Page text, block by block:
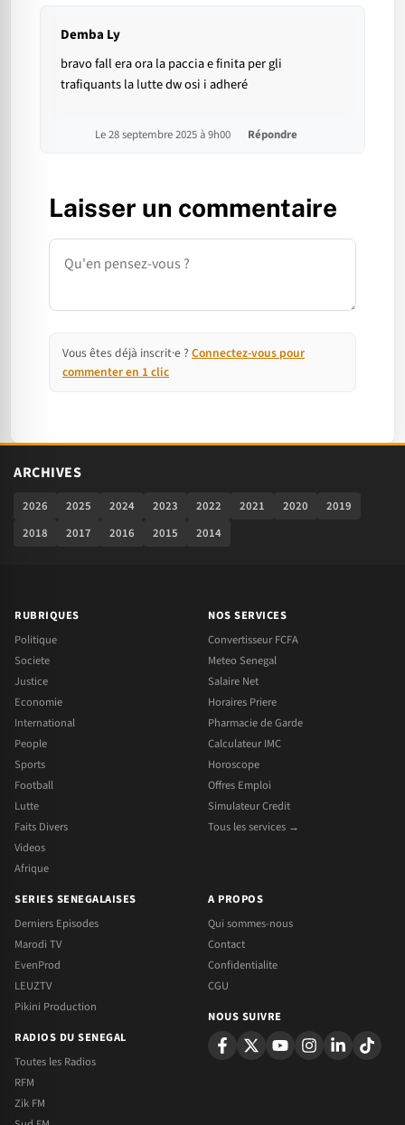
Demba Ly
bravo fall era ora la paccia e finita per gli
trafiquants la lutte dw osi i adheré
Le 28 septembre 2025 à 9h00 Répondre
Laisser un commentaire
Commentaire
Vous êtes déjà inscrit·e ? Connectez-vous pour
commenter en 1 clic
ARCHIVES
2026 2025 2024 2023 2022 2021 2020
2019
2018
2017 2016 2015 2014
RUBRIQUES
Politique
Societe
Justice
Economie
International
People
Sports
Football
Lutte
Faits Divers
Videos
Afrique
NOS SERVICES
Convertisseur FCFA
Meteo Senegal
Salaire Net
Horaires Priere
Pharmacie de Garde
Calculateur IMC
Horoscope
Offres Emploi
Simulateur Credit
Tous les services →
SERIES SENEGALAISES
Derniers Episodes
Marodi TV
EvenProd
LEUZTV
Pikini Production
RADIOS DU SENEGAL
Toutes les Radios
RFM
Zik FM
A PROPOS
Qui sommes-nous
Contact
Confidentialite
CGU
NOUS SUIVRE